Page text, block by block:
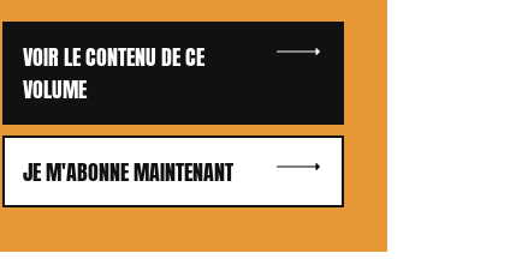
VOIR LE CONTENU DE CE
VOLUME
JE M'ABONNE MAINTENANT